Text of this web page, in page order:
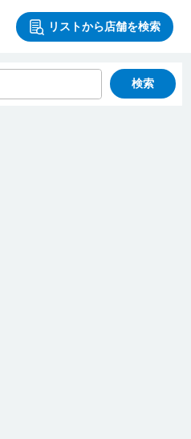
リストから店舗を検索
検索